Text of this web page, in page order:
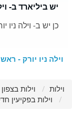
יש ביליארד ב-
כן יש ב- וילה
וילה ניו יורק -
וילות וילות בצפון
וילות בפקיעין